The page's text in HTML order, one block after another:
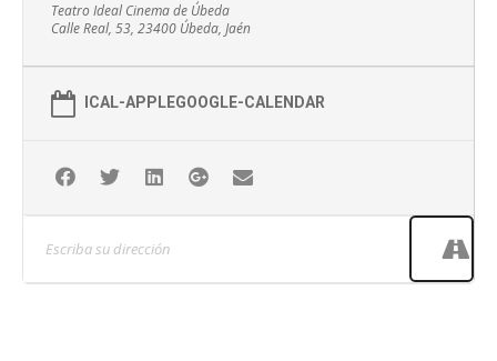
Teatro Ideal Cinema de Úbeda
Calle Real, 53, 23400 Úbeda, Jaén
ICAL-APPLEGOOGLE-CALENDAR